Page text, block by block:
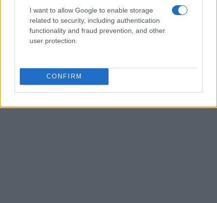
I want to allow Google to enable storage
related to security, including authentication
functionality and fraud prevention, and other
user protection.
CONFIRM
tu empresa lista para este desafío?